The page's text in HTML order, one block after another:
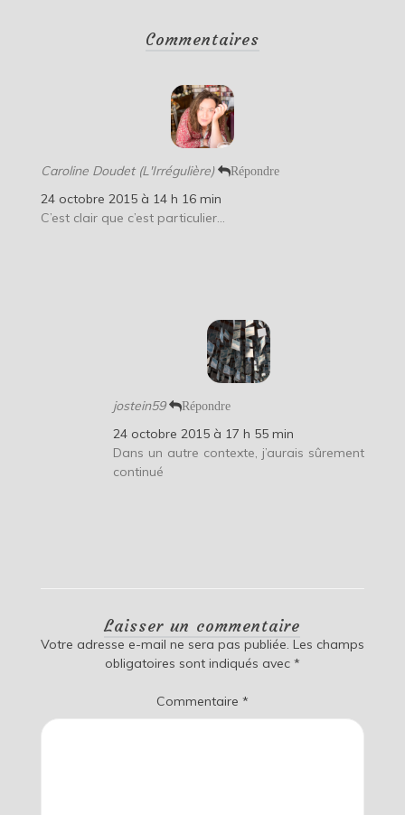
Commentaires
Caroline Doudet (L'Irrégulière) Répondre
24 octobre 2015 à 14 h 16 min
C’est clair que c’est particulier…
jostein59 Répondre
24 octobre 2015 à 17 h 55 min
Dans un autre contexte, j’aurais sûrement
continué
Laisser un commentaire
Votre adresse e-mail ne sera pas publiée. Les champs
obligatoires sont indiqués avec *
Commentaire *